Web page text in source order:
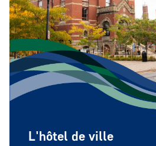
L'hôtel de ville